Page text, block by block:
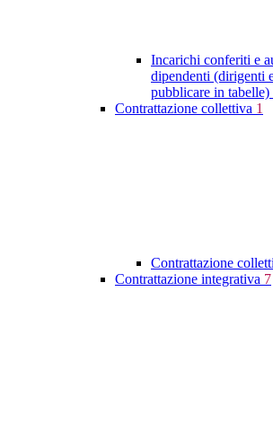
Incarichi conferiti e
dipendenti (dirigenti
pubblicare in tabelle)
Contrattazione collettiva 1
Contrattazione
Contrattazione integrativa 7